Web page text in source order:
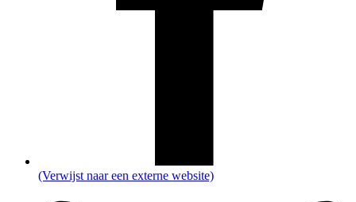
(Verwijst naar een externe website)